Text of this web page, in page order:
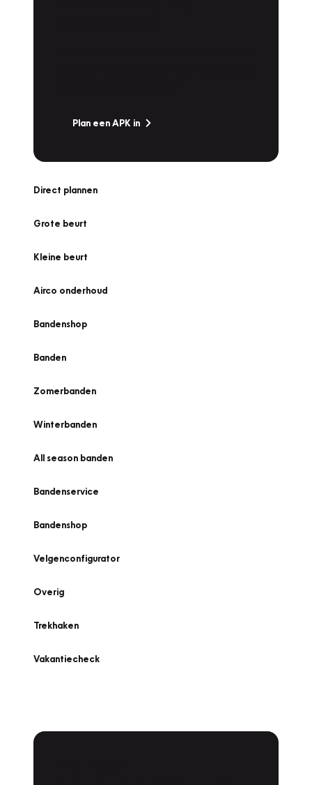
Plan een APK in
Direct plannen
Grote beurt
Kleine beurt
Airco onderhoud
Bandenshop
Banden
Zomerbanden
Winterbanden
All season banden
Bandenservice
Bandenshop
Velgenconfigurator
Overig
Trekhaken
Vakantiecheck